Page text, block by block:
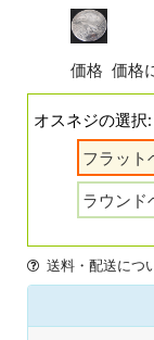
価格 価格
オスネジの選択:
フラット
ラウンド
送料・配送につ